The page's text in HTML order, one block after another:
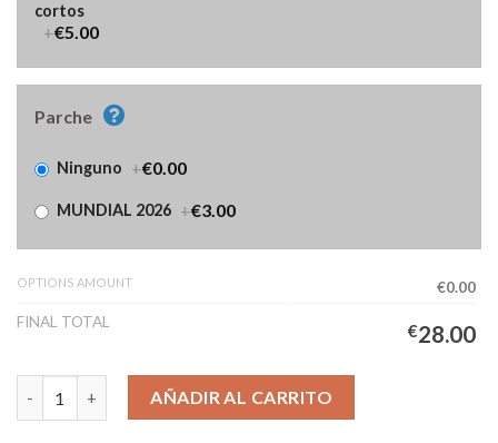
cortos
+€5.00
Parche
Ninguno +€0.00
MUNDIAL 2026 +€3.00
OPTIONS AMOUNT
€0.00
FINAL TOTAL
€28.00
Camiseta Francia Primera Equipación Hombre 2026/2027 -
AÑADIR AL CARRITO